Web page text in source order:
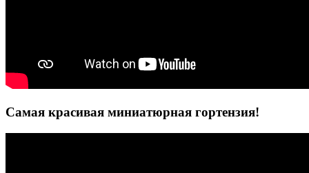
Самая красивая миниатюрная гортензия!